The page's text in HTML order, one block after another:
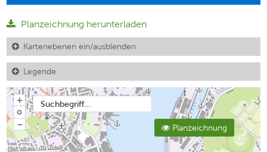
Planzeichnung herunterladen
Kartenebenen ein/ausblenden
Legende
Suchbegriff...
Planzeichnung
+
o
−